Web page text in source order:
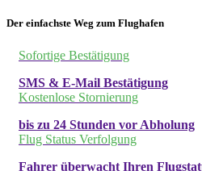
Der einfachste Weg zum Flughafen
Sofortige Bestätigung
SMS & E-Mail Bestätigung
Kostenlose Stornierung
bis zu 24 Stunden vor Abholung
Flug Status Verfolgung
Fahrer überwacht Ihren